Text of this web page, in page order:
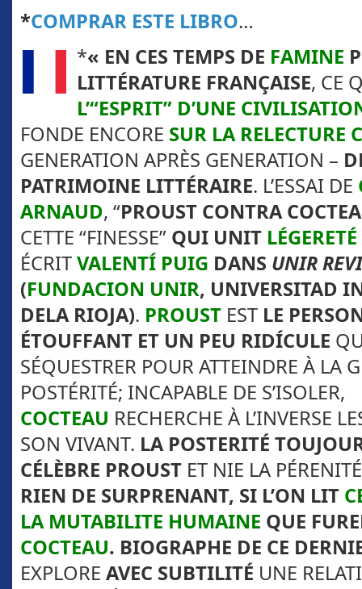
*COMPRAR ESTE LIBRO…
*« EN CES TEMPS DE FAMINE
LITTÉRATURE FRANÇAISE, CE
L’“ESPRIT” D’UNE
FONDE ENCORE SUR LA RELECTURE
GENERATION APRÈS GENERATION –
PATRIMOINE LITTÉRAIRE. L’ESSAI DE
ARNAUD, “PROUST CONTRA
CETTE “FINESSE” QUI UNIT LÉGERETÉ
ÉCRITVALENTÍ PUIG DANS UNIR
(FUNDACION UNIR, UNIVERSITAD
DELA RIOJA). PROUST EST LE
ÉTOUFFANT ET UN PEU RIDÍCULE
SÉQUESTRER POUR ATTEINDRE À LA
POSTÉRITÉ; INCAPABLE DE S’ISOLER,
COCTEAU RECHERCHE À L’INVERSE
SON VIVANT. LA POSTERITÉ
CÉLÈBRE PROUST ET NIE LA
RIEN DE SURPRENANT, SI L’ON LIT
LA MUTABILITE HUMAINE QUE
COCTEAU. BIOGRAPHE DE CE
EXPLORE AVEC SUBTILITÉ UNE